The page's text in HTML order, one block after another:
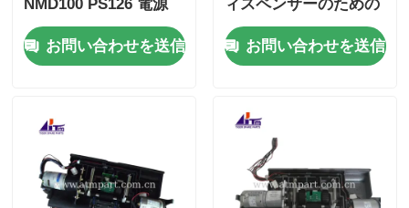
NMD100 PS126 電源
ATM 機械部品
お問い合わせを送信
ィスペンサーのための
ノートフィッダー
お問い合わせを送信